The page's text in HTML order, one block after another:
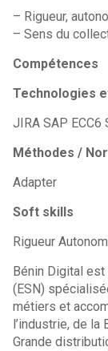
– Rigueur,
– Sens du
Compétences
Technologies
JIRA SAP ECC6
Méthodes /
Adapter
Soft skills
Rigueur
Bénin Digital
(ESN)
métiers et
l’industrie, de la
Grande